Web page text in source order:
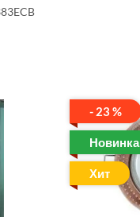
- 23 %
Новинка
Хит